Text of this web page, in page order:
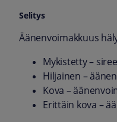
Äänenvoimakkuus
Mykistetty –
Hiljainen –
Kova –
Erittäin kova –